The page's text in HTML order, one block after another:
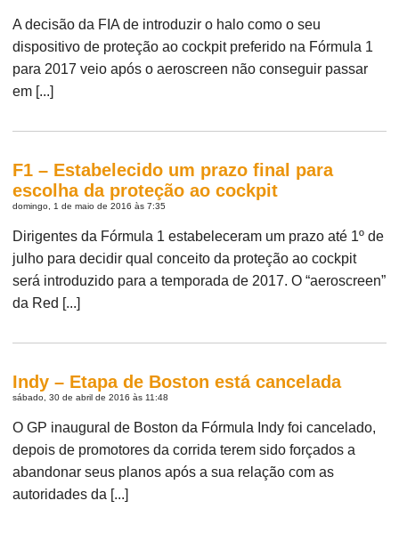
A decisão da FIA de introduzir o halo como o seu
dispositivo de proteção ao cockpit preferido na Fórmula 1
para 2017 veio após o aeroscreen não conseguir passar
em [...]
F1 – Estabelecido um prazo final para
escolha da proteção ao cockpit
domingo, 1 de maio de 2016 às 7:35
Dirigentes da Fórmula 1 estabeleceram um prazo até 1º de
julho para decidir qual conceito da proteção ao cockpit
será introduzido para a temporada de 2017. O “aeroscreen”
da Red [...]
Indy – Etapa de Boston está cancelada
sábado, 30 de abril de 2016 às 11:48
O GP inaugural de Boston da Fórmula Indy foi cancelado,
depois de promotores da corrida terem sido forçados a
abandonar seus planos após a sua relação com as
autoridades da [...]